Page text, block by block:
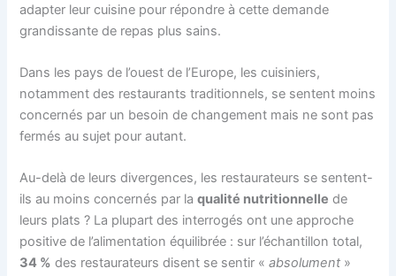
adapter leur cuisine pour répondre à cette demande
grandissante de repas plus sains.
Dans les pays de l’ouest de l’Europe, les cuisiniers,
notamment des restaurants traditionnels, se sentent moins
concernés par un besoin de changement mais ne sont pas
fermés au sujet pour autant.
Au-delà de leurs divergences, les restaurateurs se sentent-
ils au moins concernés par laqualité nutritionnelle de
leurs plats ? La plupart des interrogés ont une approche
positive de l’alimentation équilibrée : sur l’échantillon total,
34 % des restaurateurs disent se sentir «absolument »